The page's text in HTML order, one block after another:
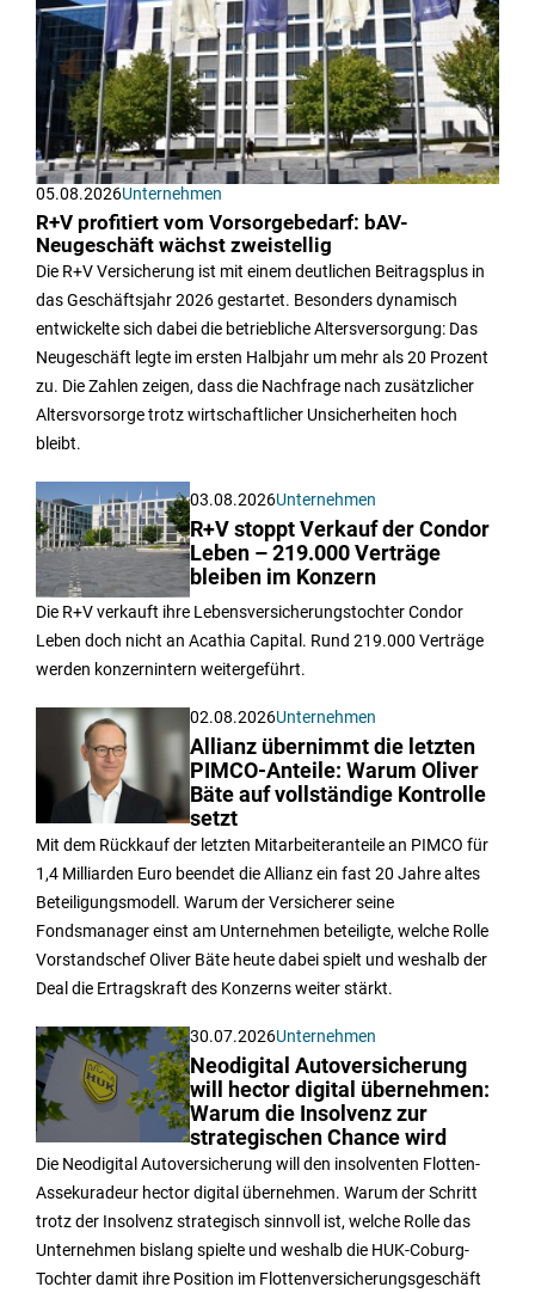
05.08.2026Unternehmen
R+V profitiert vom Vorsorgebedarf: bAV-
Neugeschäft wächst zweistellig
Die R+V Versicherung ist mit einem deutlichen Beitragsplus in
das Geschäftsjahr 2026 gestartet. Besonders dynamisch
entwickelte sich dabei die betriebliche Altersversorgung: Das
Neugeschäft legte im ersten Halbjahr um mehr als 20 Prozent
zu. Die Zahlen zeigen, dass die Nachfrage nach zusätzlicher
Altersvorsorge trotz wirtschaftlicher Unsicherheiten hoch
bleibt.
03.08.2026Unternehmen
R+V stoppt Verkauf der Condor
Leben – 219.000 Verträge
bleiben im Konzern
Die R+V verkauft ihre Lebensversicherungstochter Condor
Leben doch nicht an Acathia Capital. Rund 219.000 Verträge
werden konzernintern weitergeführt.
02.08.2026Unternehmen
Allianz übernimmt die letzten
PIMCO-Anteile: Warum Oliver
Bäte auf vollständige Kontrolle
setzt
Mit dem Rückkauf der letzten Mitarbeiteranteile an PIMCO für
1,4 Milliarden Euro beendet die Allianz ein fast 20 Jahre altes
Beteiligungsmodell. Warum der Versicherer seine
Fondsmanager einst am Unternehmen beteiligte, welche Rolle
Vorstandschef Oliver Bäte heute dabei spielt und weshalb der
Deal die Ertragskraft des Konzerns weiter stärkt.
30.07.2026Unternehmen
Neodigital Autoversicherung
will hector digital übernehmen:
Warum die Insolvenz zur
strategischen Chance wird
Die Neodigital Autoversicherung will den insolventen Flotten-
Assekuradeur hector digital übernehmen. Warum der Schritt
trotz der Insolvenz strategisch sinnvoll ist, welche Rolle das
Unternehmen bislang spielte und weshalb die HUK-Coburg-
Tochter damit ihre Position im Flottenversicherungsgeschäft